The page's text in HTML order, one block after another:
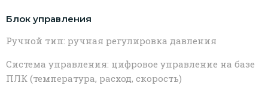
Блок управления
Ручной тип: ручная регулировка давления
Система управления: цифровое управление на базе
ПЛК (температура, расход, скорость)